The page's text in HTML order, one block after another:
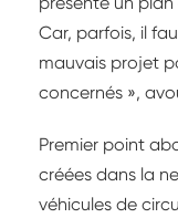
Car, parfois, il
mauvais projet
concernés »,
Premier point
créées dans la
véhicules de